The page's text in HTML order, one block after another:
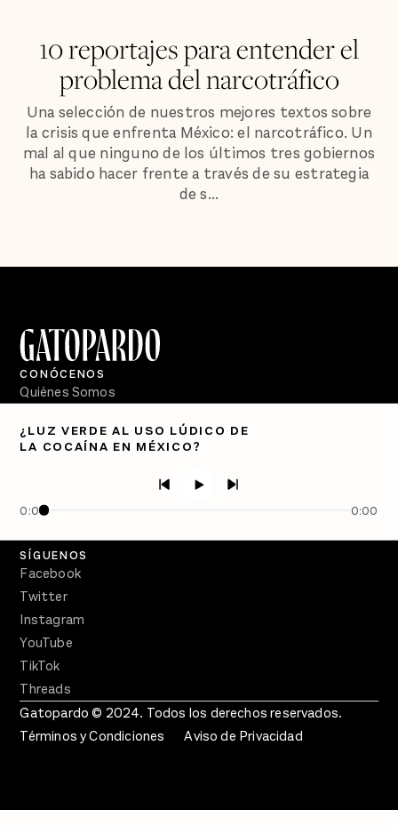
10 reportajes para entender el
problema del narcotráfico
Una selección de nuestros mejores textos sobre
la crisis que enfrenta México: el narcotráfico. Un
mal al que ninguno de los últimos tres gobiernos
ha sabido hacer frente a través de su estrategia
de s...
¿LUZ VERDE AL USO LÚDICO DE
LA COCAÍNA EN MÉXICO?
0:00 0:00
CONÓCENOS
Quiénes Somos
PÓDCASTS
Crecer en Distopía
SÍGUENOS
Facebook
Twitter
Instagram
YouTube
TikTok
Threads
Gatopardo © 2024. Todos los derechos reservados.
Términos y Condiciones
Aviso de Privacidad